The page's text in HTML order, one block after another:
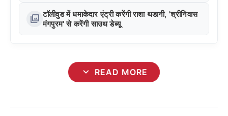
photo_library टॉलीवुड में धमाकेदार एंट्री करेंगी राशा थडानी, 'श्रीनिवास
मंगपुरम' से करेंगी साउथ डेब्यू
expand_more READ MORE